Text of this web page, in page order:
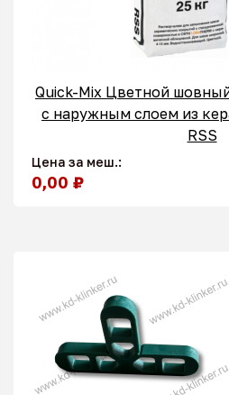
Quick-Mix Цветной
с наружным слоем из
RSS
Цена за меш.:
0,00 ₽